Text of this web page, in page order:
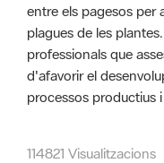
entre els pagesos per
plagues de les
professionals que
d'afavorir el
processos productius
114821 Visualitzacions